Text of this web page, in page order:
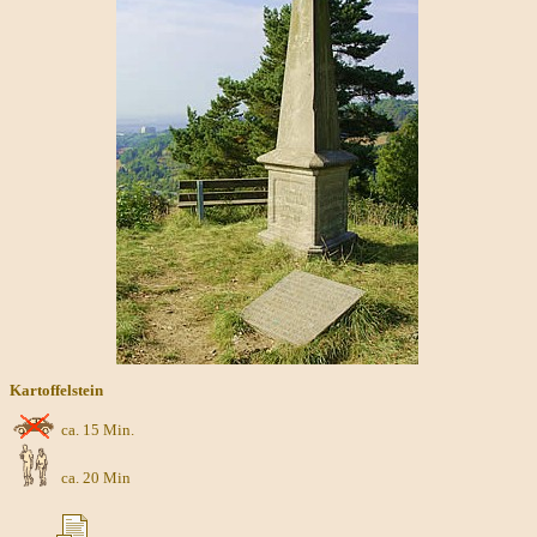
Kartoffelstein
ca. 15 Min.
ca. 20 Min